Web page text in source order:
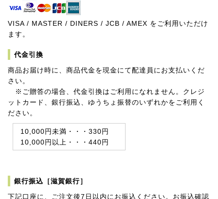
VISA / MASTER / DINERS / JCB / AMEX をご利用いただけ
ます。
代金引換
商品お届け時に、商品代金を現金にて配達員にお支払いくだ
さい。
※ご贈答の場合、代金引換はご利用になれません。クレジ
ットカード、銀行振込、ゆうちょ振替のいずれかをご利用く
ださい。
10,000円未満・・・330円
10,000円以上・・・440円
銀行振込［滋賀銀行］
下記口座に、ご注文後7日以内にお振込ください。お振込確認